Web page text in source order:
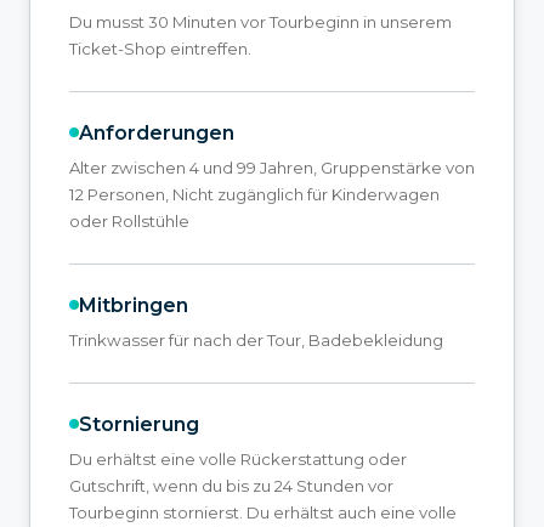
Du musst 30 Minuten vor Tourbeginn in unserem
Ticket-Shop eintreffen.
Anforderungen
Alter zwischen 4 und 99 Jahren, Gruppenstärke von
12 Personen, Nicht zugänglich für Kinderwagen
oder Rollstühle
Mitbringen
Trinkwasser für nach der Tour, Badebekleidung
Stornierung
Du erhältst eine volle Rückerstattung oder
Gutschrift, wenn du bis zu 24 Stunden vor
Tourbeginn stornierst. Du erhältst auch eine volle